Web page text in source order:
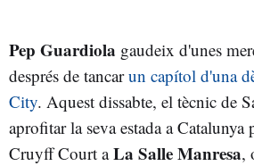
Pep Guardiola gaudeix d'unes
després de tancarun capítol d'una
City. Aquest dissabte, el tècnic de
aprofitar la seva estada a Catalunya
Cruyff Court aLa Salle Manresa,